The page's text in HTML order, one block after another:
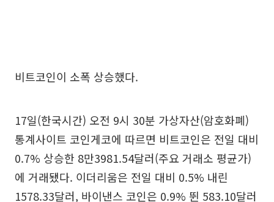
비트코인이 소폭 상승했다.
17일(한국시간) 오전 9시 30분 가상자산(암호화폐)
통계사이트 코인게코에 따르면 비트코인은 전일 대비
0.7% 상승한 8만3981.54달러(주요 거래소 평균가)
에 거래됐다. 이더리움은 전일 대비 0.5% 내린
1578.33달러, 바이낸스 코인은 0.9% 뛴 583.10달러